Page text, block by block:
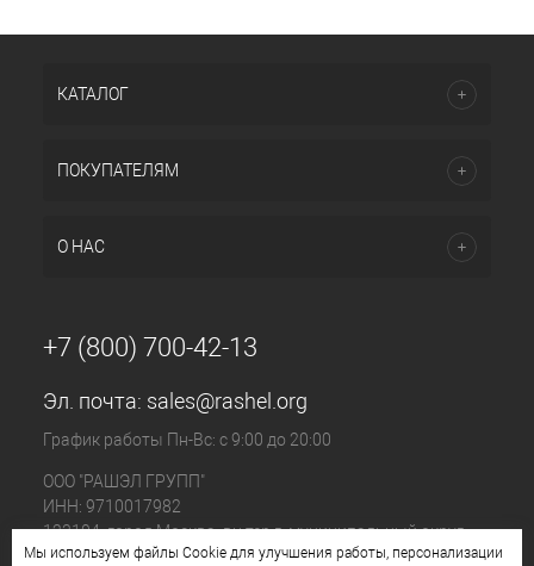
КАТАЛОГ
ПОКУПАТЕЛЯМ
О НАС
+7 (800) 700-42-13
Эл. почта: sales@rashel.org
График работы Пн-Вс: с 9:00 до 20:00
ООО "РАШЭЛ ГРУПП"
ИНН: 9710017982
123104, город Москва, вн.тер.г. муниципальный округ
Пресненский, ул. Большая Бронная, д. 23 стр. 1, этаж 4
Мы используем файлы Cookie для улучшения работы, персонализации